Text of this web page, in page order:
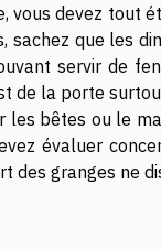
vous devez tout
que les
servir de
de la porte
les bêtes ou le
évaluer
des granges ne